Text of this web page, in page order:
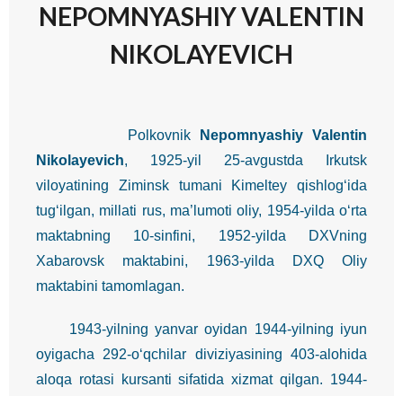
NEPOMNYASHIY VALENTIN
NIKOLAYEVICH
Polkovnik
Nepomnyashiy Valentin
Nikolayevich, 1925-yil 25-avgustda Irkutsk
viloyatining Ziminsk tumani Kimeltey qishlog‘ida
tug‘ilgan, millati rus, ma’lumoti oliy, 1954-yilda o‘rta
maktabning 10-sinfini, 1952-yilda DXVning
Xabarovsk maktabini, 1963-yilda DXQ Oliy
maktabini tamomlagan.
1943-yilning yanvar oyidan 1944-yilning iyun
oyigacha 292-o‘qchilar diviziyasining 403-alohida
aloqa rotasi kursanti sifatida xizmat qilgan. 1944-